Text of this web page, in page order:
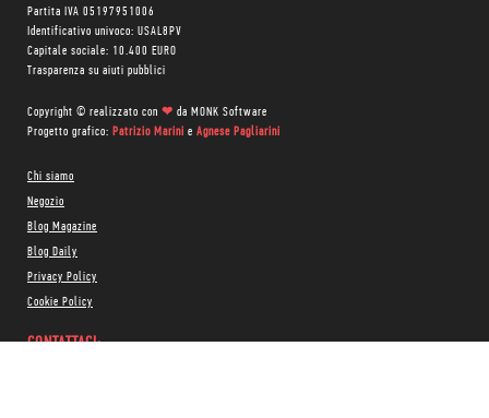
Partita IVA 05197951006
Identificativo univoco: USAL8PV
Capitale sociale: 10.400 EURO
Trasparenza su aiuti pubblici
Copyright © realizzato con ❤ da MONK Software
Progetto grafico: Patrizio Marini e Agnese Pagliarini
Chi siamo
Negozio
Blog Magazine
Blog Daily
Privacy Policy
Cookie Policy
CONTATTACI: